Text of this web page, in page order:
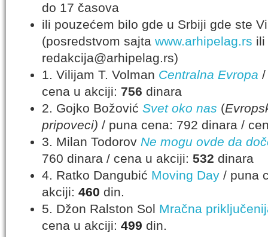
do 17 časova
ili pouzećem bilo gde u Srbiji gde ste
(posredstvom sajta www.arhipelag.rs ili
redakcija@arhipelag.rs)
1. Vilijam T. Volman Centralna Evropa /
cena u akciji: 756 dinara
2. Gojko Božović Svet oko nas (
pripoveci) / puna cena: 792 dinara /
3. Milan Todorov Ne mogu ovde da
760 dinara / cena u akciji: 532 dinara
4. Ratko Dangubić Moving Day / puna
akciji: 460 din.
5. Džon Ralston Sol Mračna
cena u akciji: 499 din.